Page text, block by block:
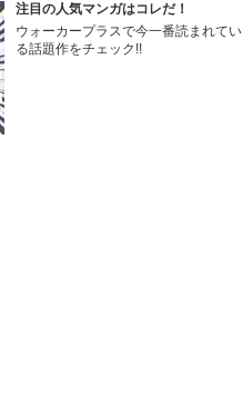
注目の人気マンガはコレだ！
ウォーカープラスで今一番読まれてい
る話題作をチェック!!